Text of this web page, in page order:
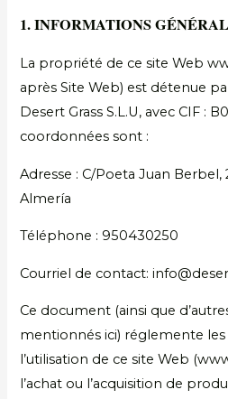
1. INFORMATIONS
La propriété de ce site Web
après Site Web) est détenue
Desert Grass S.L.U, avec CIF :
coordonnées sont :
Adresse : C/Poeta Juan
Almería
Téléphone : 950430250
Courriel de contact:
Ce document (ainsi que
mentionnés ici) réglemente
l’utilisation de ce site Web
l’achat ou l’acquisition de